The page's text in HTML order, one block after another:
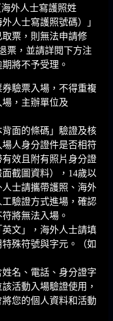
外人士寫護照姓
人士寫護照號碼）」
票，則無法申請修
票，並請詳閱下方注
將不予受理。
驗票入場，不得重複
，主辦單位及
面的條碼」驗證及核
人身分證件是否相符
效且附有照片身分證
截圖資料），14歲以
士請攜帶護照、海外
驗證方式進場，確認
將無法入場。
文」，海外人士請填
殊符號與字元。（如
名、電話、身分證字
活動入場驗證使用，
您的個人資料和活動